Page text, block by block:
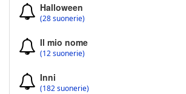
Halloween
(28 suonerie)
Il mio nome
(12 suonerie)
Inni
(182 suonerie)